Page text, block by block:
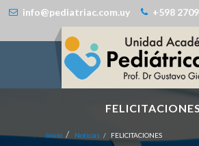
info@pediatriac.com.uy +598
FELICITACIONES
Inicio Noticias FELICITACIONES